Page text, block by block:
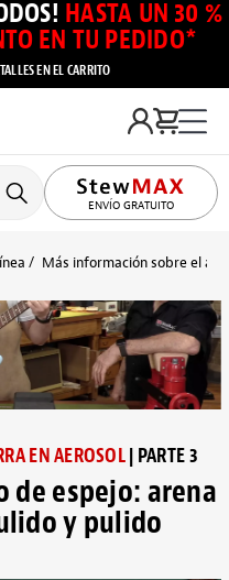
HASTA UN 30 %
EN TU PEDIDO*
EN EL CARRITO
ENVÍO GRATUITO
Más información sobre el
EN AEROSOL| PARTE 3
de espejo: arena
y pulido